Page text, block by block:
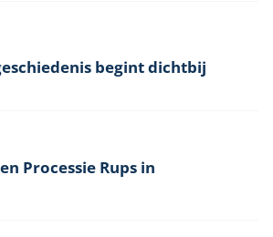
begint dichtbij
Processie Rups in